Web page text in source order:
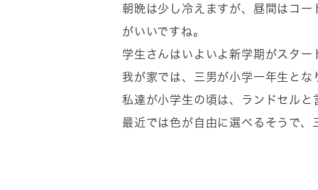
朝晩は少し冷えますが、昼間はコ
がいいですね。
学生さんはいよいよ新学期がスター
我が家では、三男が小学一年生とな
私達が小学生の頃は、ランドセル
最近では色が自由に選べるそうで